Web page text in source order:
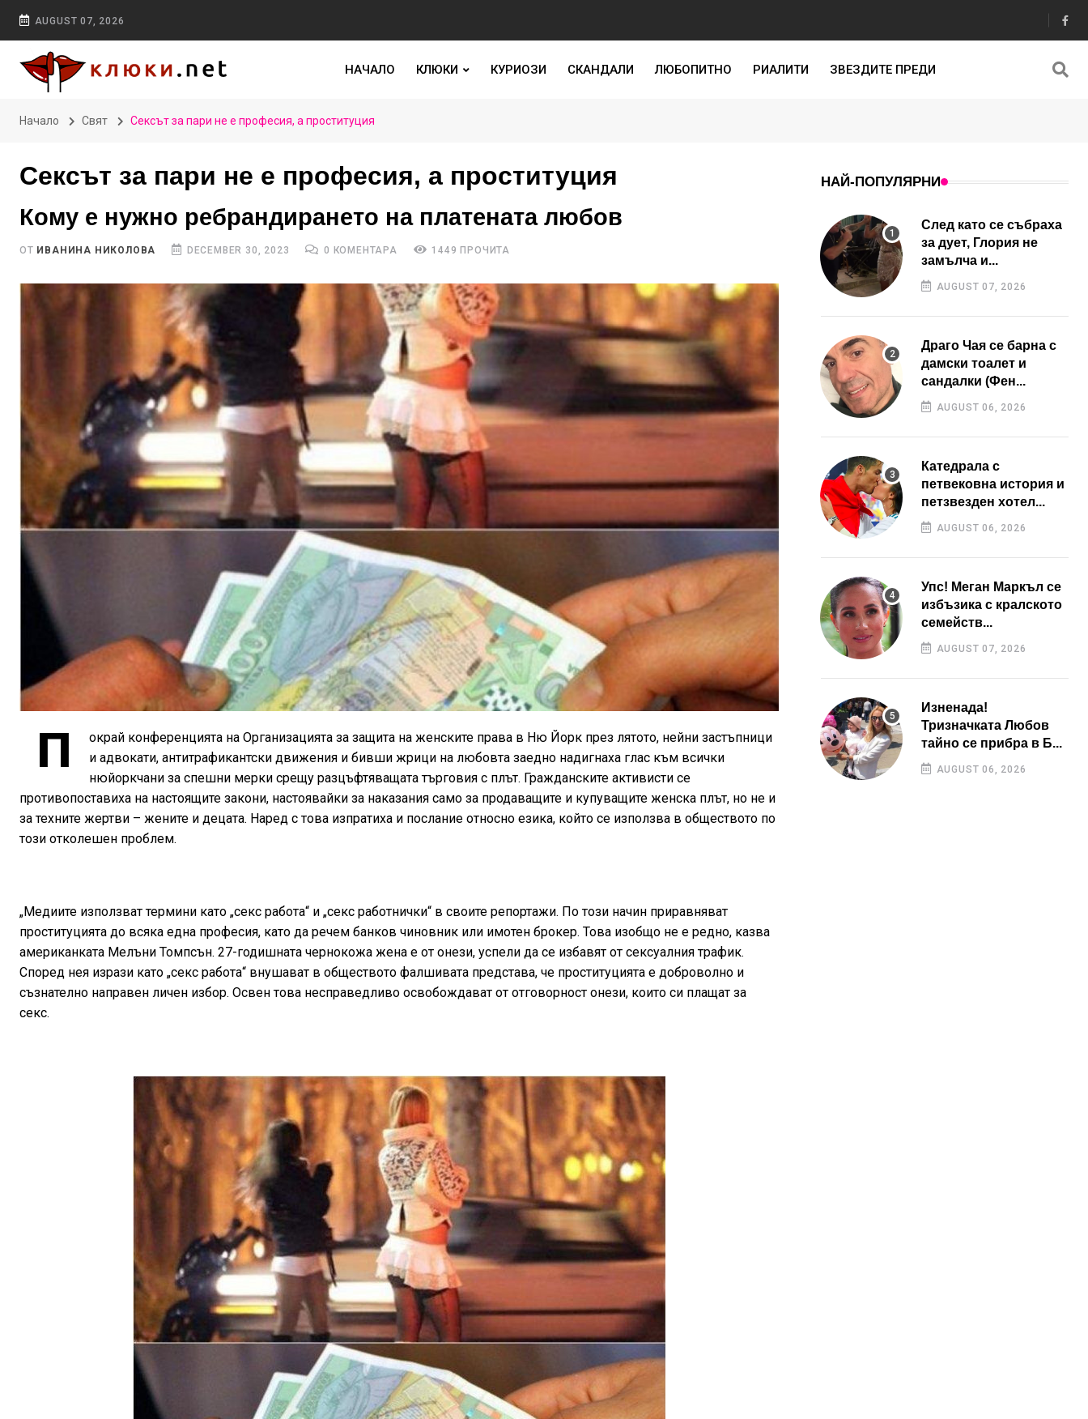
AUGUST 07, 2026
НАЧАЛО КЛЮКИ КУРИОЗИ СКАНДАЛИ ЛЮБОПИТНО РИАЛИТИ ЗВЕЗДИТЕ ПРЕДИ
Начало Свят Сексът за пари не е професия, а проституция
Сексът за пари не е професия, а проституция
Кому е нужно ребрандирането на платената любов
ОТ ИВАНИНА НИКОЛОВА DECEMBER 30, 2023 0 КОМЕНТАРА 1449 ПРОЧИТА
П
окрай конференцията на Организацията за защита на женските права в Ню Йорк през лятото, нейни застъпници
и адвокати, антитрафикантски движения и бивши жрици на любовта заедно надигнаха глас към всички
нюйоркчани за спешни мерки срещу разцъфтяващата търговия с плът. Гражданските активисти се
противопоставиха на настоящите закони, настоявайки за наказания само за продаващите и купуващите женска плът, но не и
за техните жертви – жените и децата. Наред с това изпратиха и послание относно езика, който се използва в обществото по
този отколешен проблем.
„Медиите използват термини като „секс работа“ и „секс работнички“ в своите репортажи. По този начин приравняват
проституцията до всяка една професия, като да речем банков чиновник или имотен брокер. Това изобщо не е редно, казва
американката Мелъни Томпсън. 27-годишната чернокожа жена е от онези, успели да се избавят от сексуалния трафик.
Според нея изрази като „секс работа“ внушават в обществото фалшивата представа, че проституцията е доброволно и
съзнателно направен личен избор. Освен това несправедливо освобождават от отговорност онези, които си плащат за
секс.
НАЙ-ПОПУЛЯРНИ
След като се събраха
за дует, Глория не
замълча и...
AUGUST 07, 2026
Драго Чая се барна с
дамски тоалет и
сандалки (Фен...
AUGUST 06, 2026
Катедрала с
петвековна история и
петзвезден хотел...
AUGUST 06, 2026
Упс! Меган Маркъл се
избъзика с кралското
семейств...
AUGUST 07, 2026
Изненада!
Тризначката Любов
тайно се прибра в Б...
AUGUST 06, 2026